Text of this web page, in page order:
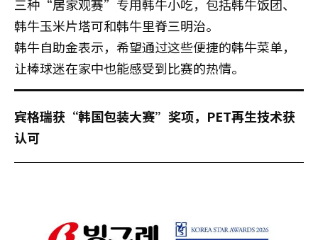
三种“居家观赛”专用韩牛小吃，包括韩牛饭团、
韩牛玉米片塔可和韩牛里脊三明治。
韩牛自助金表示，希望通过这些便捷的韩牛菜单，
让棒球迷在家中也能感受到比赛的热情。
宾格瑞获“韩国包装大赛”奖项，PET再生技术获
认可